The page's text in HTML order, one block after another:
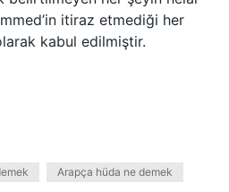
itiraz etmediği her
kabul edilmiştir.
Arapça hüda ne demek